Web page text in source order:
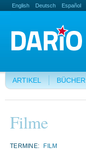
English Deutsch Español
ARTIKEL BÜCHER
Filme
TERMINE: FILM